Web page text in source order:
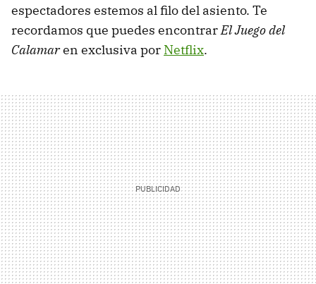
espectadores estemos al filo del asiento. Te
recordamos que puedes encontrarEl Juego del
Calamaren exclusiva por Netflix.